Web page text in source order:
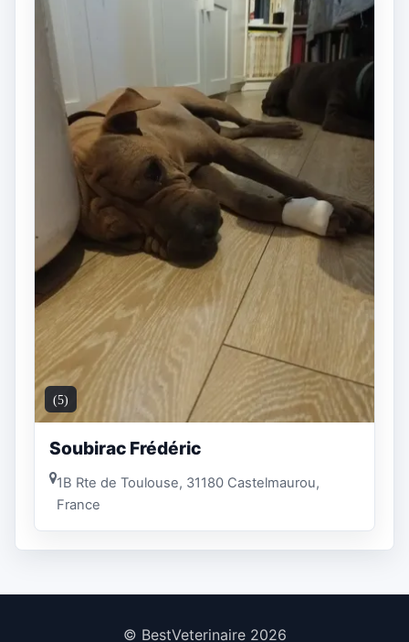
(5)
Soubirac Frédéric
1B Rte de Toulouse, 31180 Castelmaurou,
France
© BestVeterinaire 2026